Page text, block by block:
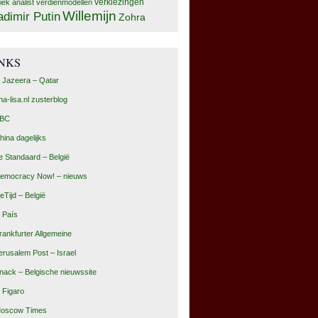
analist verdienmodellen verkiezingen
PutinWillemijn Zohra
Jazeera – Qatar
lisa.nl zusterblog
dagelijks
Standaard – België
Now! – nieuws
– België
País
Allgemeine
Post – Israel
– Belgische nieuwssite
Figaro
Times